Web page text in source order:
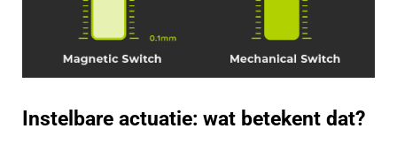
Instelbare actuatie: wat betekent dat?